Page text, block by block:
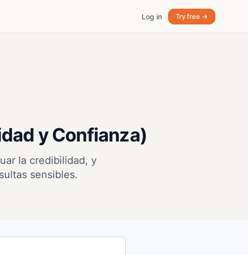
Log in Try free →
y Confianza)
la credibilidad, y
sensibles.